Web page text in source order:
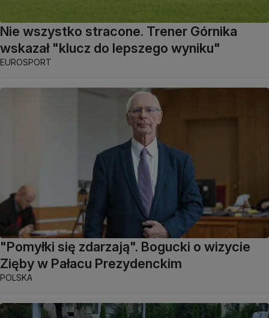
Nie wszystko stracone. Trener Górnika
wskazał "klucz do lepszego wyniku"
EUROSPORT
"Pomyłki się zdarzają". Bogucki o wizycie
Zięby w Pałacu Prezydenckim
POLSKA